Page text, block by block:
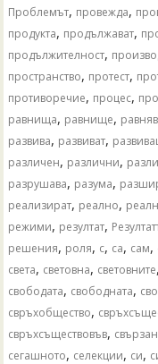
Проблемът, провежда,
продукта, продължават,
продължителност,
пространство, протест,
противоречие, процес,
равнища, равнище,
развива, развиват,
различен, различни,
разрушава, разума,
реализират, реално,
режими, резултат,
решения, роля, с, са, сам,
света, световна, световните,
свободата, свободната,
свръхобщество,
свръхсъществовъв,
сегашното, селекции, си,